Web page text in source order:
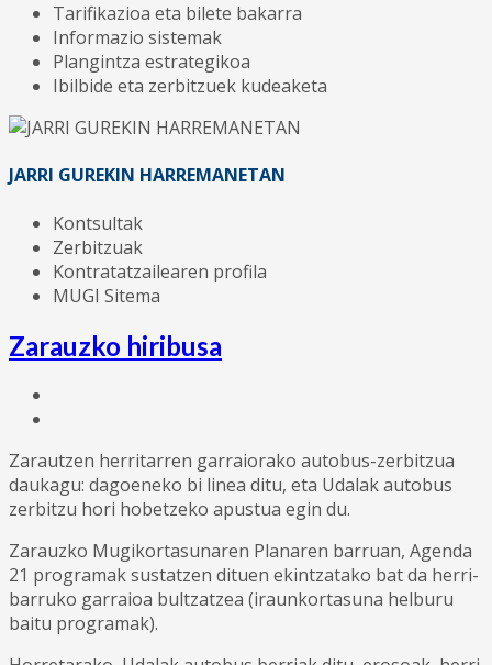
Tarifikazioa eta bilete bakarra
Informazio sistemak
Plangintza estrategikoa
Ibilbide eta zerbitzuek kudeaketa
JARRI GUREKIN HARREMANETAN
Kontsultak
Zerbitzuak
Kontratatzailearen profila
MUGI Sitema
Zarauzko hiribusa
Zarautzen herritarren garraiorako autobus-zerbitzua
daukagu: dagoeneko bi linea ditu, eta Udalak autobus
zerbitzu hori hobetzeko apustua egin du.
Zarauzko Mugikortasunaren Planaren barruan, Agenda
21 programak sustatzen dituen ekintzatako bat da herri-
barruko garraioa bultzatzea (iraunkortasuna helburu
baitu programak).